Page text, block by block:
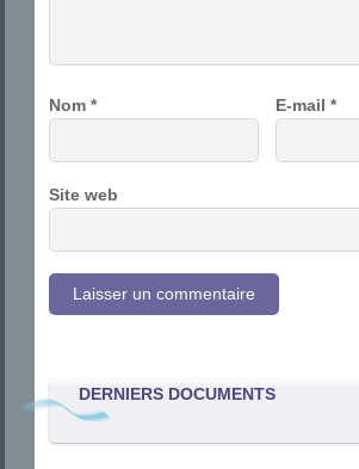
Nom* E-mail*
Site web
DERNIERS DOCUMENTS